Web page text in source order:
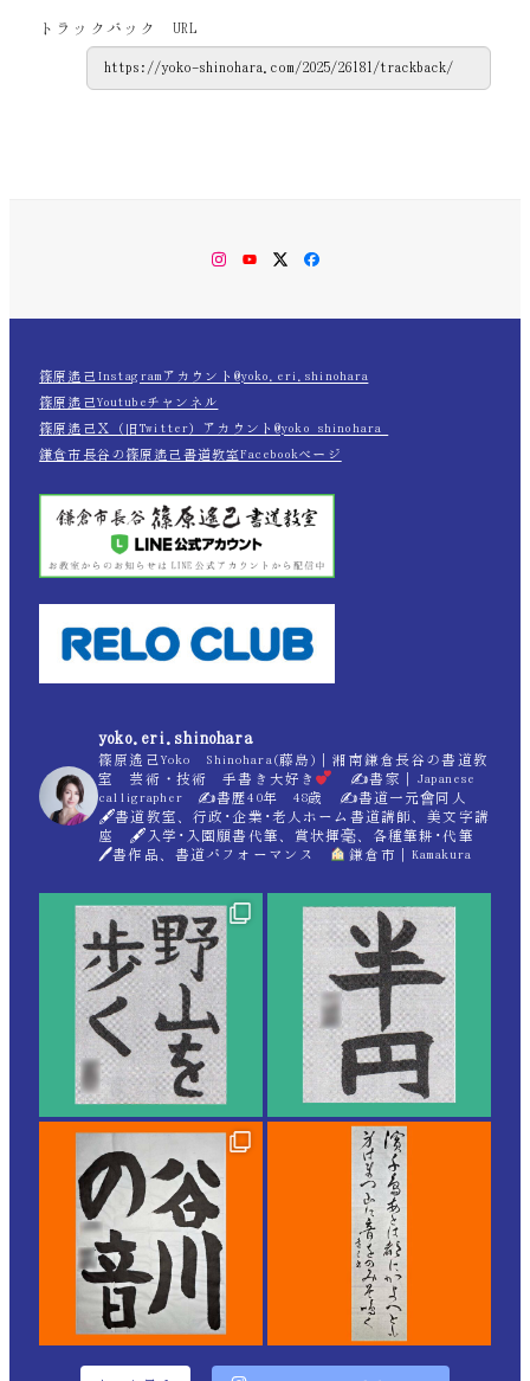
トラックバック URL
Instagram
YouTubeTwitterFacebook
篠原遙己Instagramアカウント@yoko.eri.shinohara
篠原遙己Youtubeチャンネル
篠原遙己Ｘ（旧Twitter）アカウント@yoko_shinohara_
鎌倉市長谷の篠原遙己書道教室Facebookページ
yoko.eri.shinohara
篠原遙己Yoko Shinohara(藤島)｜湘南鎌倉長谷の書道教
室 芸術・技術 手書き大好き
✍書家｜Japanese
calligrapher ✍書歴40年 48歳 ✍書道一元會同人
🖋書道教室、行政･企業･老人ホーム書道講師、美文字講
座 🖋入学･入園願書代筆、賞状揮毫、各種筆耕･代筆
🖊書作品、書道パフォーマンス
鎌倉市｜Kamakura